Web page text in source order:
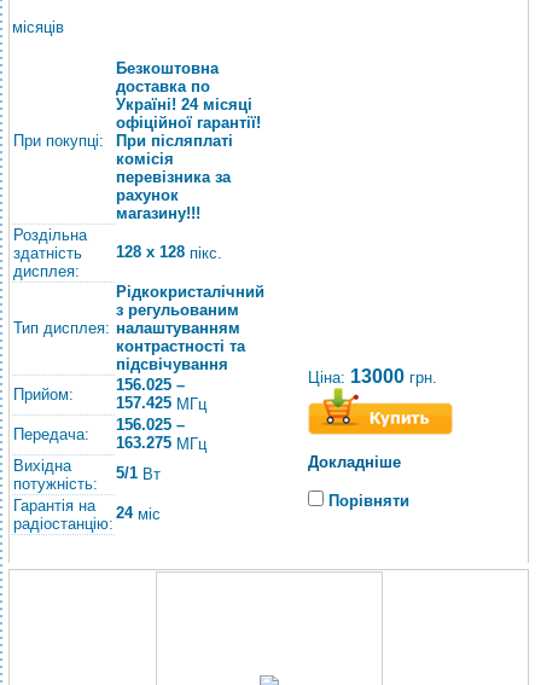
місяців
При покупці:
Безкоштовна
доставка по
Україні! 24 місяці
офіційної гарантії!
При післяплаті
комісія
перевізника за
рахунок
магазину!!!
Роздільна
здатність
дисплея:
128 х 128 пікс.
Тип дисплея:
Рідкокристалічний
з регульованим
налаштуванням
контрастності та
підсвічування
Прийом:
156.025 –
157.425 МГц
Передача:
156.025 –
163.275 МГц
Вихідна
потужність:
5/1 Вт
Гарантія на
радіостанцію:
24міс
Ціна: 13000 грн.
Докладніше
Порівняти